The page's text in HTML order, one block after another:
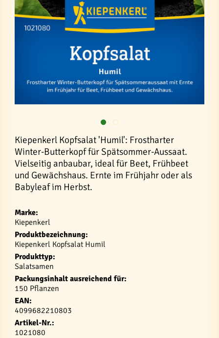
Kiepenkerl Kopfsalat 'Humil': Frostharter
Winter-Butterkopf für Spätsommer-Aussaat.
Vielseitig anbaubar, ideal für Beet, Frühbeet
und Gewächshaus. Ernte im Frühjahr oder als
Babyleaf im Herbst.
Marke:
Kiepenkerl
Produktbezeichnung:
Kiepenkerl Kopfsalat Humil
Produkttyp:
Salatsamen
Packungsinhalt ausreichend für:
150 Pflanzen
EAN:
4099682210803
Artikel-Nr.:
1021080